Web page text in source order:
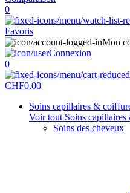
0
Favoris
Mon
Connexion
0
CHF0.00
Soins capillaires &
Voir tout Soins
Soins des cheveux